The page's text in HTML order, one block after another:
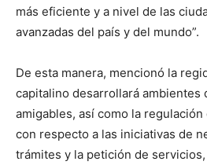
más eficiente y a nivel de las
avanzadas del país y del mundo”.
De esta manera, mencionó la
capitalino desarrollará ambientes
amigables, así como la
con respecto a las iniciativas de
trámites y la petición de